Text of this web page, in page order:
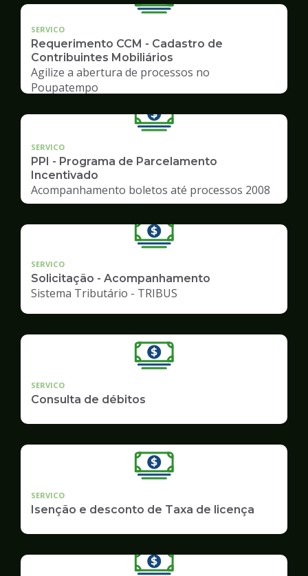
SERVICO
Requerimento CCM - Cadastro de
Contribuintes Mobiliários
Agilize a abertura de processos no
Poupatempo
SERVICO
PPI - Programa de Parcelamento
Incentivado
Acompanhamento boletos até processos 2008
SERVICO
Solicitação - Acompanhamento
Sistema Tributário - TRIBUS
SERVICO
Consulta de débitos
SERVICO
Isenção e desconto de Taxa de licença